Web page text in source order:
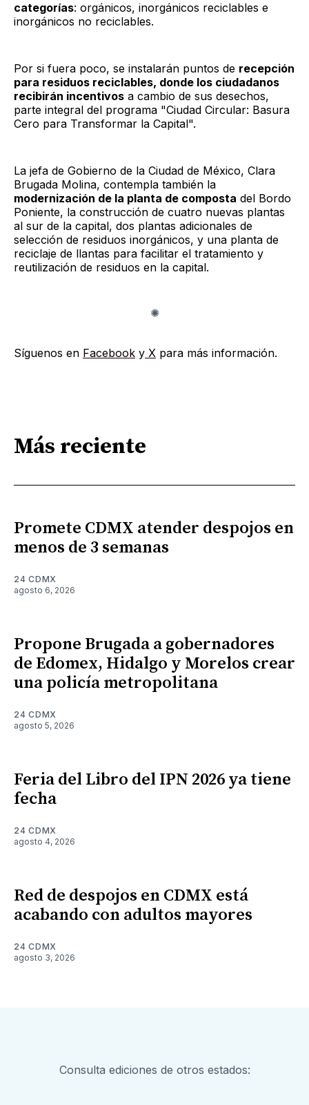
categorías: orgánicos, inorgánicos reciclables e
inorgánicos no reciclables.
Por si fuera poco, se instalarán puntos de recepción
para residuos reciclables, donde los ciudadanos
recibirán incentivos a cambio de sus desechos,
parte integral del programa "Ciudad Circular: Basura
Cero para Transformar la Capital".
La jefa de Gobierno de la Ciudad de México, Clara
Brugada Molina, contempla también la
modernización de la planta de composta del Bordo
Poniente, la construcción de cuatro nuevas plantas
al sur de la capital, dos plantas adicionales de
selección de residuos inorgánicos, y una planta de
reciclaje de llantas para facilitar el tratamiento y
reutilización de residuos en la capital.
Síguenos en Facebook y X para más información.
Más reciente
Promete CDMX atender despojos en
menos de 3 semanas
24 CDMX
agosto 6, 2026
Propone Brugada a gobernadores
de Edomex, Hidalgo y Morelos crear
una policía metropolitana
24 CDMX
agosto 5, 2026
Feria del Libro del IPN 2026 ya tiene
fecha
24 CDMX
agosto 4, 2026
Red de despojos en CDMX está
acabando con adultos mayores
24 CDMX
agosto 3, 2026
Consulta ediciones de otros estados: